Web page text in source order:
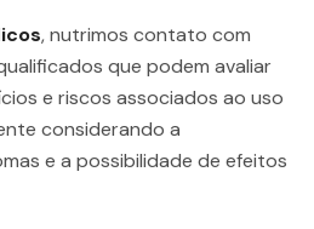
, nutrimos contato com
que podem avaliar
e riscos associados ao uso
considerando a
e a possibilidade de efeitos